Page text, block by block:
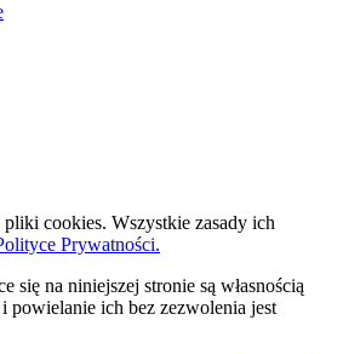
cookies. Wszystkie zasady ich
Prywatności.
się na niniejszej stronie są własnością
ich bez zezwolenia jest